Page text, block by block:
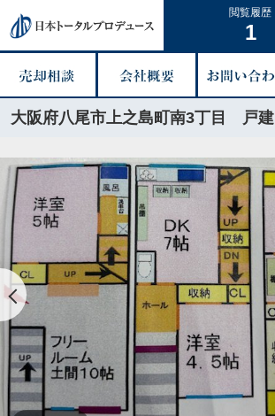
閲覧履歴
1
大阪府八尾市上之島町南3丁目 戸建